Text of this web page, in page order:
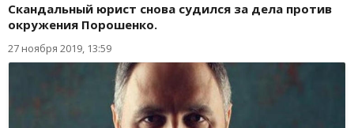
Скандальный юрист снова судился за дела против
окружения Порошенко.
27 ноября 2019, 13:59